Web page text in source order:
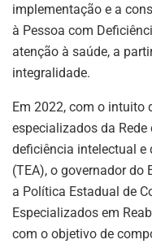
implementação e a
à Pessoa com
atenção à saúde, a
integralidade.
Em 2022, com o intuito
especializados da
deficiência intelectual e
(TEA), o governador do
a Política Estadual de
Especializados em
com o objetivo de